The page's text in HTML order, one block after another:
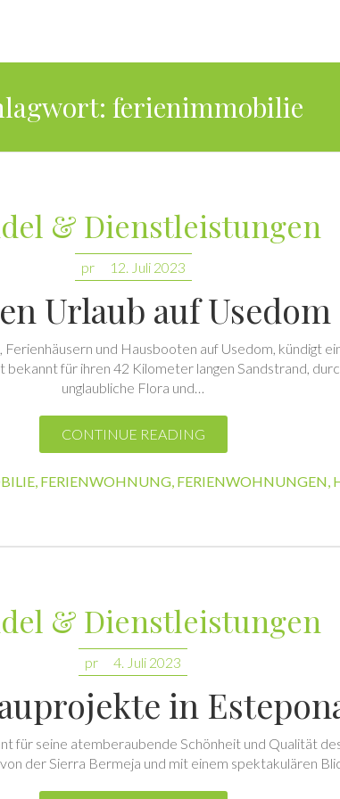
ferienimmobilie
& Dienstleistungen
pr 12. Juli 2023
Urlaub auf
und Hausbooten auf Usedom, kündigt
bekannt für ihren 42 Kilometer langen Sandstrand,
unglaubliche Flora und…
CONTINUE READING
FERIENWOHNUNG FERIENWOHNUNGEN
& Dienstleistungen
pr 4. Juli 2023
in
für seine atemberaubende Schönheit und Qualität
der Sierra Bermeja und mit einem spektakulären